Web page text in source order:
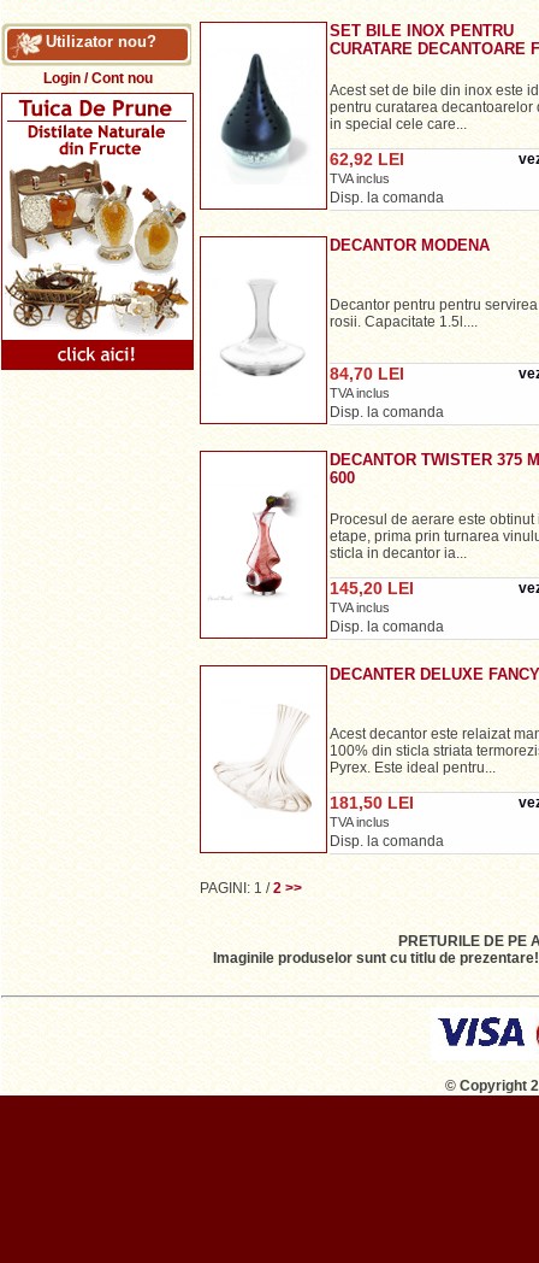
Utilizator nou?
Login / Cont nou
SET BILE INOX PENTRU
CURATARE DECANTOARE
Acest set de bile din inox este
pentru curatarea decantoarelor
in special cele care...
62,92 LEI
TVA inclus
Disp. la comanda
DECANTOR MODENA
Decantor pentru pentru
rosii. Capacitate 1.5l....
84,70 LEI
TVA inclus
Disp. la comanda
DECANTOR TWISTER 375
600
Procesul de aerare este obtinut
etape, prima prin turnarea
sticla in decantor ia...
145,20 LEI
TVA inclus
Disp. la comanda
DECANTER DELUXE FANCY
Acest decantor este relaizat
100% din sticla striata
Pyrex. Este ideal pentru...
181,50 LEI
TVA inclus
Disp. la comanda
PAGINI:1/2 >>
PRETURILE DE PE
Imaginile produselor sunt cu titlu de
© Copyright